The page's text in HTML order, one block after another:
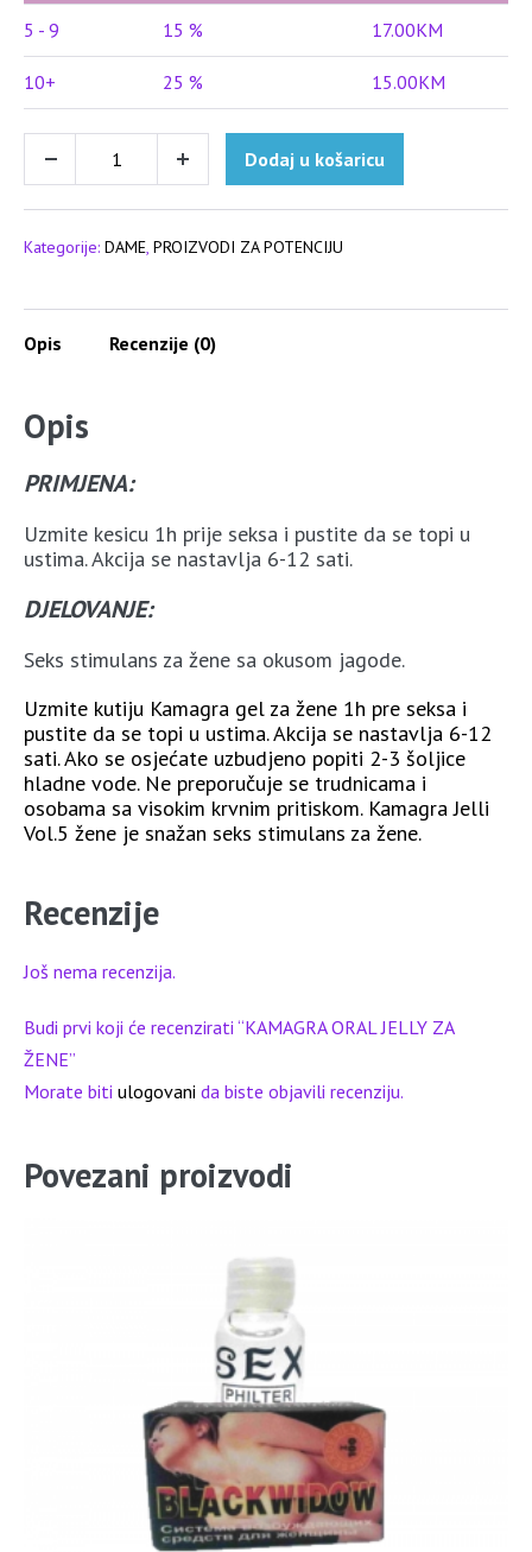
5 - 9 15 % 17.00KM
10+ 25 % 15.00KM
Decrease
quantity
ORAL
JELLY
ZA
količina
Increase
quantity
Dodaj u košaricu
Kategorije: DAME, PROIZVODI ZA POTENCIJU
Opis Recenzije (0)
Opis
PRIMJENA:
Uzmite kesicu 1h prije seksa i pustite da se topi u
ustima. Akcija se nastavlja 6-12 sati.
DJELOVANJE:
Seks stimulans za žene sa okusom jagode.
Uzmite kutiju Kamagra gel za žene 1h pre seksa i
pustite da se topi u ustima. Akcija se nastavlja 6-12
sati. Ako se osjećate uzbudjeno popiti 2-3 šoljice
hladne vode. Ne preporučuje se trudnicama i
osobama sa visokim krvnim pritiskom. Kamagra Jelli
Vol.5 žene je snažan seks stimulans za žene.
Recenzije
Još nema recenzija.
Budi prvi koji će recenzirati “KAMAGRA ORAL JELLY ZA
ŽENE”
Morate biti ulogovani da biste objavili recenziju.
Povezani proizvodi